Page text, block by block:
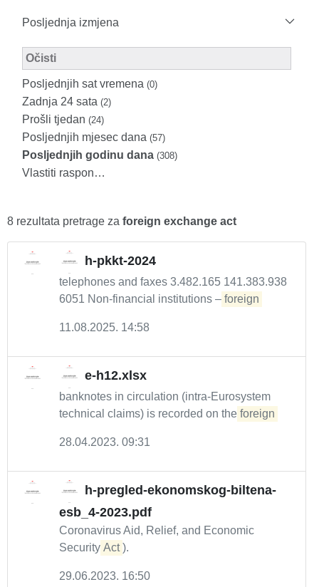
Posljednja izmjena
OčistiModified Facet Filter
Posljednjih sat vremena (0)
Zadnja 24 sata (2)
Prošli tjedan (24)
Posljednjih mjesec dana (57)
Posljednjih godinu dana (308)
Vlastiti raspon…
8 rezultata pretrage za foreign exchange act
h-pkkt-2024
telephones and faxes 3.482.165 141.383.938
6051 Non-financial institutions – foreign
11.08.2025. 14:58
e-h12.xlsx
banknotes in circulation (intra-Eurosystem
technical claims) is recorded on the foreign
28.04.2023. 09:31
h-pregled-ekonomskog-biltena-
esb_4-2023.pdf
Coronavirus Aid, Relief, and Economic
Security Act ).
29.06.2023. 16:50